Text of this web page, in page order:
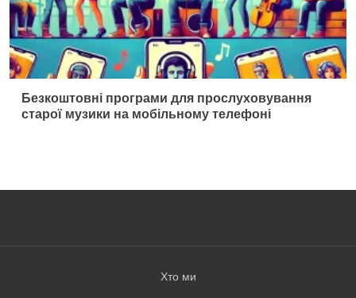
Безкоштовні програми для прослуховування
старої музики на мобільному телефоні
Хто ми